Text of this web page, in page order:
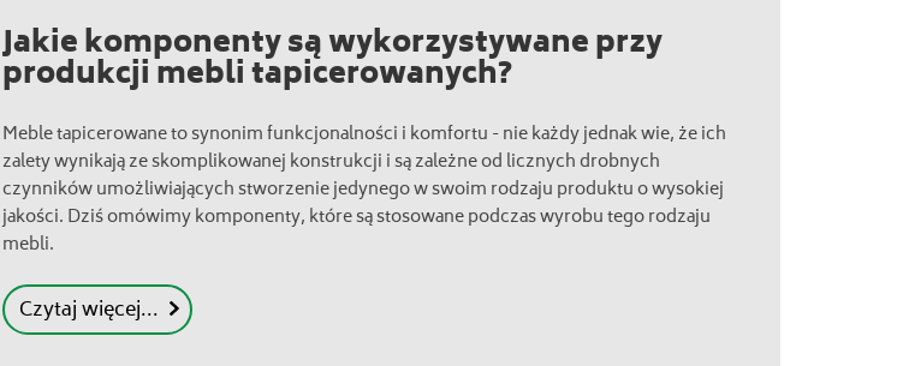
Jakie komponenty są wykorzystywane przy
produkcji mebli tapicerowanych?
Meble tapicerowane to synonim funkcjonalności i komfortu - nie każdy jednak wie, że ich
zalety wynikają ze skomplikowanej konstrukcji i są zależne od licznych drobnych
czynników umożliwiających stworzenie jedynego w swoim rodzaju produktu o wysokiej
jakości. Dziś omówimy komponenty, które są stosowane podczas wyrobu tego rodzaju
mebli.
Czytaj więcej...